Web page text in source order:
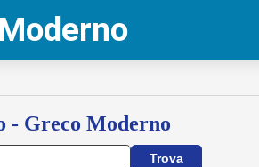
- Greco Moderno